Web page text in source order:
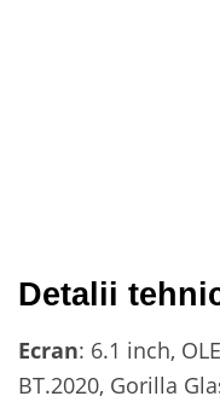
Detalii
Ecran: 6.1 inch,
BT.2020, Gorilla